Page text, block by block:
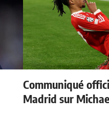
Communiqué
Madrid sur